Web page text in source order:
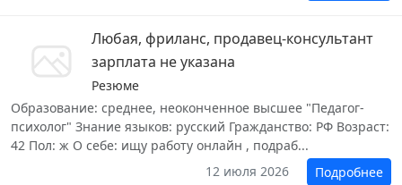
Любая, фриланс, продавец-консультант
зарплата не указана
Резюме
Образование: среднее, неоконченное высшее "Педагог-
психолог" Знание языков: русский Гражданство: РФ Возраст:
42 Пол: ж О себе: ищу работу онлайн , подраб...
12 июля 2026
Подробнее